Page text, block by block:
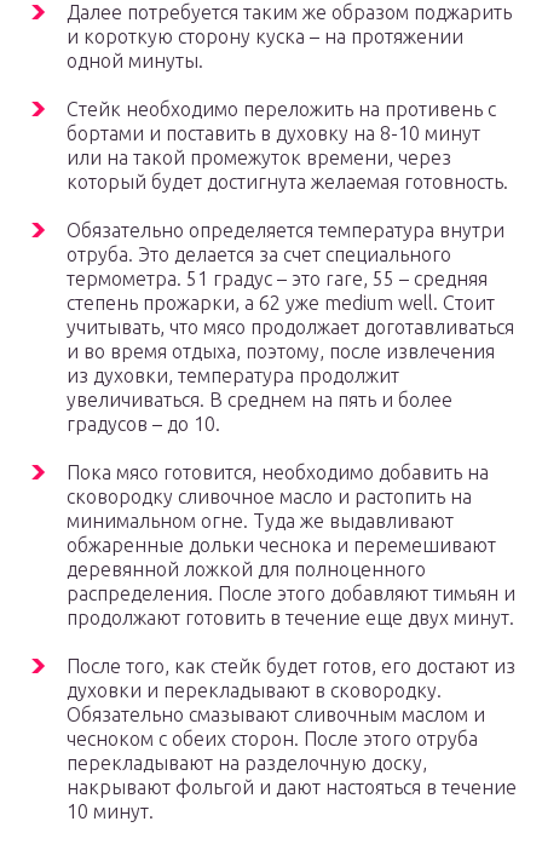
Далее потребуется таким же образом поджарить
и короткую сторону куска – на протяжении
одной минуты.
Стейк необходимо переложить на противень с
бортами и поставить в духовку на 8-10 минут
или на такой промежуток времени, через
который будет достигнута желаемая готовность.
Обязательно определяется температура внутри
отруба. Это делается за счет специального
термометра. 51 градус – это rare, 55 – средняя
степень прожарки, а 62 уже medium well. Стоит
учитывать, что мясо продолжает доготавливаться
и во время отдыха, поэтому, после извлечения
из духовки, температура продолжит
увеличиваться. В среднем на пять и более
градусов – до 10.
Пока мясо готовится, необходимо добавить на
сковородку сливочное масло и растопить на
минимальном огне. Туда же выдавливают
обжаренные дольки чеснока и перемешивают
деревянной ложкой для полноценного
распределения. После этого добавляют тимьян и
продолжают готовить в течение еще двух минут.
После того, как стейк будет готов, его достают из
духовки и перекладывают в сковородку.
Обязательно смазывают сливочным маслом и
чесноком с обеих сторон. После этого отруба
перекладывают на разделочную доску,
накрывают фольгой и дают настояться в течение
10 минут.